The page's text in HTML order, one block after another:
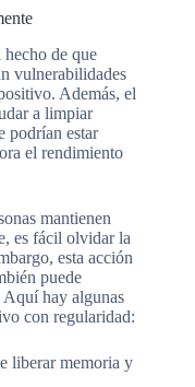
de que
vulnerabilidades
Además, el
a limpiar
podrían estar
el rendimiento
mantienen
es fácil olvidar la
esta acción
puede
hay algunas
con regularidad:
liberar memoria y